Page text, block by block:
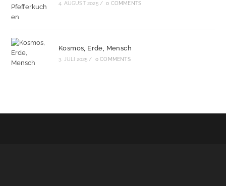
4. AUGUST 2025 / 0 COMMENTS
Kosmos, Erde, Mensch
3. JULI 2025 / 0 COMMENTS